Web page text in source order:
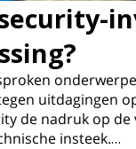
uitdagingen
de nadruk op
insteek.…